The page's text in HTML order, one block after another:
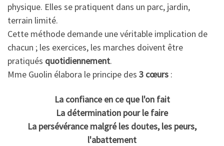
physique. Elles se pratiquent dans un parc, jardin,
terrain limité.
Cette méthode demande une véritable implication de
chacun ; les exercices, les marches doivent être
pratiqués quotidiennement.
Mme Guolin élabora le principe des 3 cœurs :
La confiance en ce que l'on fait
La détermination pour le faire
La persévérance malgré les doutes, les peurs,
l'abattement